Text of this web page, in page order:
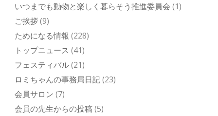
いつまでも動物と楽しく暮らそう推進委員会 (1)
ご挨拶(9)
ためになる情報 (228)
トップニュース (41)
フェスティバル(21)
ロミちゃんの事務局日記(23)
会員サロン (7)
会員の先生からの投稿(5)